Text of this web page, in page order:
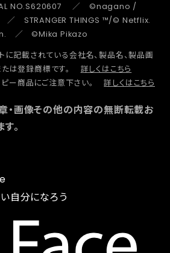
NO.S620607 ／ ©nagano /
STRANGER THINGS ™/© Netflix.
／ ©Mika Pikazo
記載されている会社名、製品名、製品画
は登録商標です。
詳しくはこちら
ー商品にご注意下さい。
詳しくはこちら
・画像その他の内容の無断転載お
。
自分になろう